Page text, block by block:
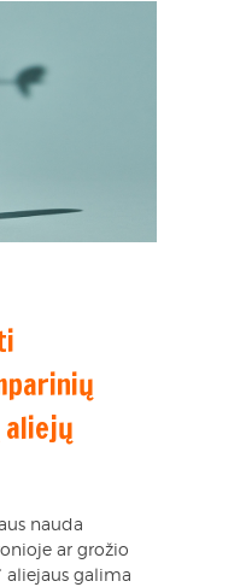
nauda
ar grožio
aliejaus galima